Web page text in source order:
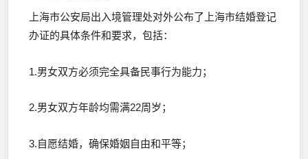
上海市公安局出入境管理处对外公布了上海市结婚登记
办证的具体条件和要求，包括：
1.男女双方必须完全具备民事行为能力；
2.男女双方年龄均需满22周岁；
3.自愿结婚，确保婚姻自由和平等；